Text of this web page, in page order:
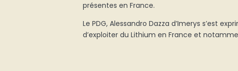
présentes en France.
Le PDG, Alessandro Dazza d’Imerys s’est
d’exploiter du Lithium en France et